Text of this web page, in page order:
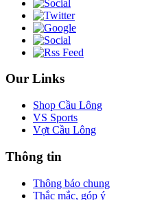
Our Links
Shop Cầu Lông
VS Sports
Vợt Cầu Lông
Thông tin
Thông báo chung
Thắc mắc, góp ý